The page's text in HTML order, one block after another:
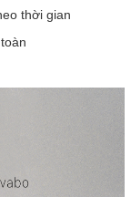
thời gian